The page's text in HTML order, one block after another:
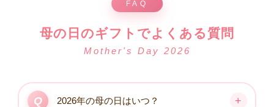
母の日のギフトでよくある質問
2026年の母の日はいつ？